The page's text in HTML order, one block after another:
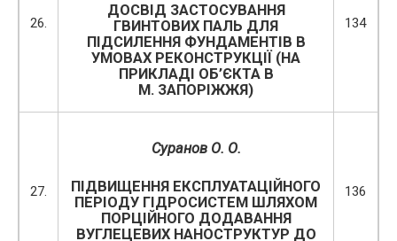
26.
ДОСВІД ЗАСТОСУВАННЯ
ГВИНТОВИХ ПАЛЬ ДЛЯ
ПІДСИЛЕННЯ ФУНДАМЕНТІВ В
УМОВАХ РЕКОНСТРУКЦІЇ (НА
ПРИКЛАДІ ОБ’ЄКТА В
М. ЗАПОРІЖЖЯ)
134
27.
Суранов О. О.
ПІДВИЩЕННЯ ЕКСПЛУАТАЦІЙНОГО
ПЕРІОДУ ГІДРОСИСТЕМ ШЛЯХОМ
ПОРЦІЙНОГО ДОДАВАННЯ
ВУГЛЕЦЕВИХ НАНОСТРУКТУР ДО
136